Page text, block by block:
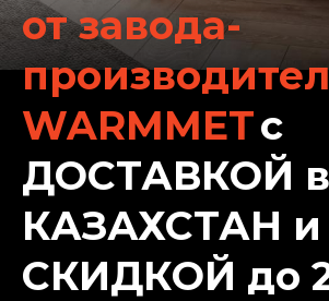
от завода-
WARMMETс
ДОСТАВКОЙ в
КАЗАХСТАН и
СКИДКОЙ до